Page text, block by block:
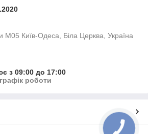
М05 Київ-Одеса, Біла Церква, Україна
з 09:00 до 17:00
роботи
КНОПКА
ЗВ'ЯЗКУ